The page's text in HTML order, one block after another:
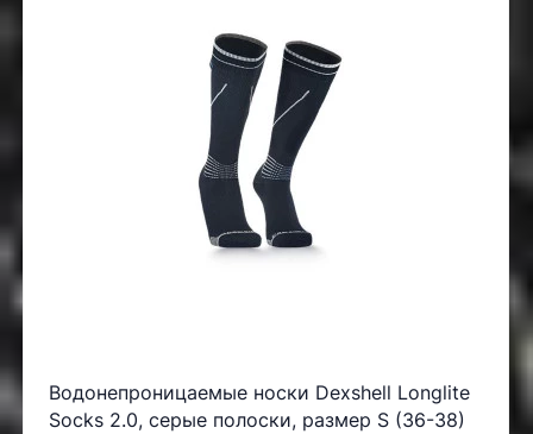
Водонепроницаемые носки Dexshell Longlite
Socks 2.0, серые полоски, размер S (36-38)